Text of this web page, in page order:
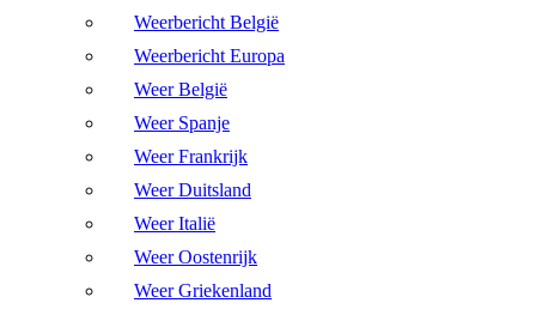
Weerbericht België
Weerbericht Europa
Weer België
Weer Spanje
Weer Frankrijk
Weer Duitsland
Weer Italië
Weer Oostenrijk
Weer Griekenland